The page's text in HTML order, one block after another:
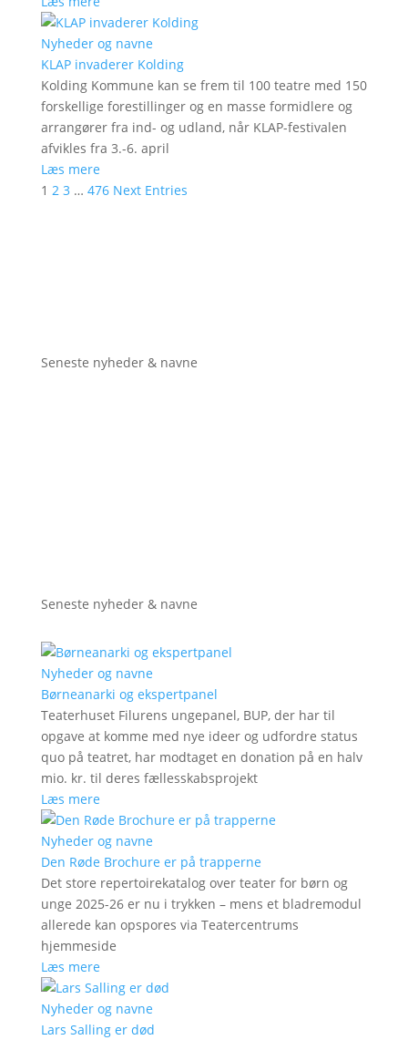
Nyheder og navne
KLAP invaderer Kolding
Kolding Kommune kan se frem til 100 teatre med 150
forskellige forestillinger og en masse formidlere og
arrangører fra ind- og udland, når KLAP-festivalen
afvikles fra 3.-6. april
Læs mere
1 2 3 … 476 Next Entries
Seneste nyheder & navne
Seneste nyheder & navne
Nyheder og navne
Børneanarki og ekspertpanel
Teaterhuset Filurens ungepanel, BUP, der har til
opgave at komme med nye ideer og udfordre status
quo på teatret, har modtaget en donation på en halv
mio. kr. til deres fællesskabsprojekt
Læs mere
Nyheder og navne
Den Røde Brochure er på trapperne
Det store repertoirekatalog over teater for børn og
unge 2025-26 er nu i trykken – mens et bladremodul
allerede kan opspores via Teatercentrums
hjemmeside
Læs mere
Nyheder og navne
Lars Salling er død